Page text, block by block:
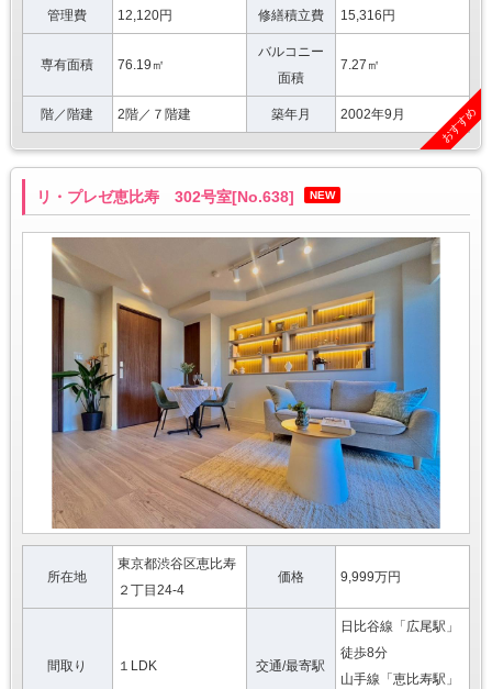
管理費 12,120円 修繕積立費 15,316円
専有面積 76.19㎡
バルコニー
面積
7.27㎡
階／階建 2階／７階建 築年月 2002年9月 おすすめ
リ・プレゼ恵比寿 302号室[No.638] NEW
所在地
東京都渋谷区恵比寿
２丁目24-4
価格 9,999万円
間取り １LDK 交通/最寄駅
日比谷線「広尾駅」
徒歩8分
山手線「恵比寿駅」